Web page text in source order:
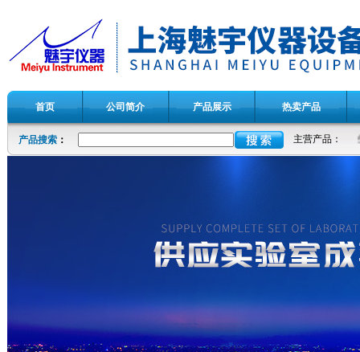
首页 公司简介 产品展示 热卖产品
产品搜索 ： 主营产品：